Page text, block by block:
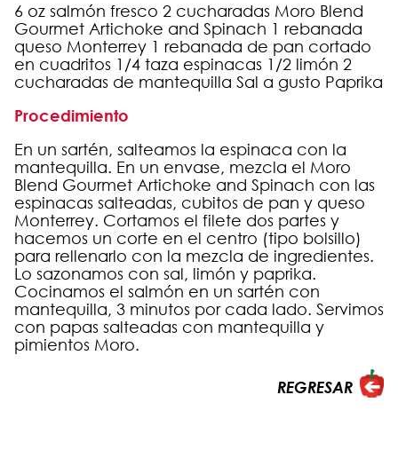
6 oz salmón fresco 2 cucharadas Moro Blend
Gourmet Artichoke and Spinach 1 rebanada
queso Monterrey 1 rebanada de pan cortado
en cuadritos 1/4 taza espinacas 1/2 limón 2
cucharadas de mantequilla Sal a gusto Paprika
Procedimiento
En un sartén, salteamos la espinaca con la
mantequilla. En un envase, mezcla el Moro
Blend Gourmet Artichoke and Spinach con las
espinacas salteadas, cubitos de pan y queso
Monterrey. Cortamos el filete dos partes y
hacemos un corte en el centro (tipo bolsillo)
para rellenarlo con la mezcla de ingredientes.
Lo sazonamos con sal, limón y paprika.
Cocinamos el salmón en un sartén con
mantequilla, 3 minutos por cada lado. Servimos
con papas salteadas con mantequilla y
pimientos Moro.
REGRESAR